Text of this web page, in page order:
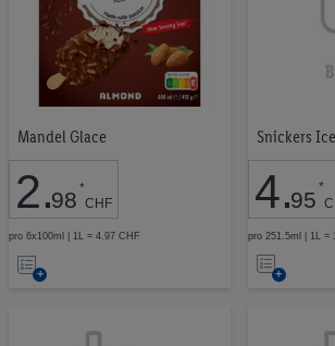
Mandel Glace
2.98 *
CHF
pro 6x100ml | 1L = 4.97 CHF
Auf
Merkliste
Snickers
4.95 *
pro 251.5ml | 1L =
Auf